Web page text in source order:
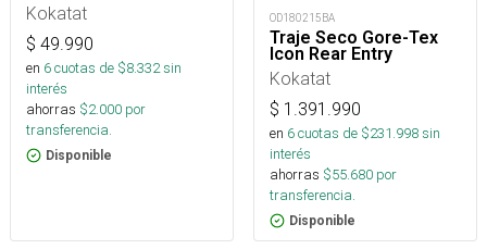
Kokatat
$ 49.990
en 6cuotas de $8.332sin
interés
ahorras $2.000 por
transferencia.
Disponible
OD180215BA
Traje Seco Gore-Tex
Icon Rear Entry
Kokatat
$ 1.391.990
en 6cuotas de $231.998sin
interés
ahorras $55.680 por
transferencia.
Disponible